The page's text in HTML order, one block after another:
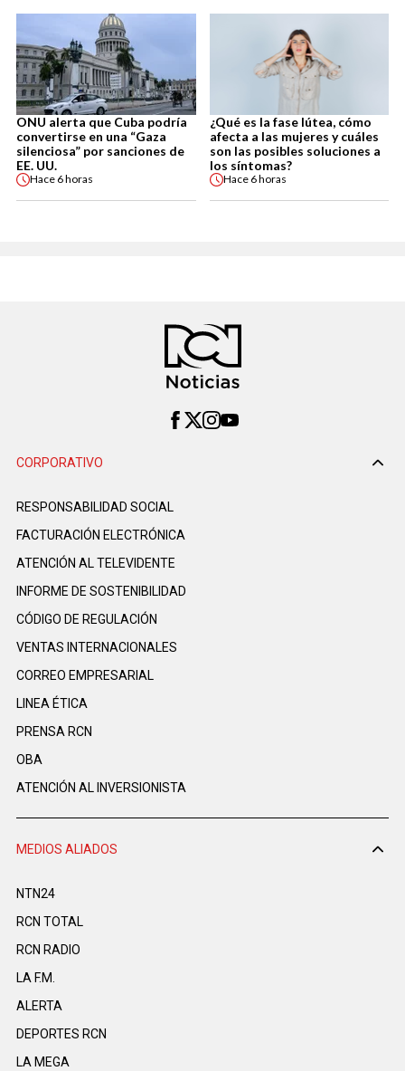
ONU alerta que Cuba podría
convertirse en una “Gaza
silenciosa” por sanciones de
EE. UU.
Hace 6 horas
¿Qué es la fase lútea, cómo
afecta a las mujeres y cuáles
son las posibles soluciones a
los síntomas?
Hace 6 horas
CORPORATIVO
RESPONSABILIDAD SOCIAL
FACTURACIÓN ELECTRÓNICA
ATENCIÓN AL TELEVIDENTE
INFORME DE SOSTENIBILIDAD
CÓDIGO DE REGULACIÓN
VENTAS INTERNACIONALES
CORREO EMPRESARIAL
LINEA ÉTICA
PRENSA RCN
OBA
ATENCIÓN AL INVERSIONISTA
MEDIOS ALIADOS
NTN24
RCN TOTAL
RCN RADIO
LA F.M.
ALERTA
DEPORTES RCN
LA MEGA